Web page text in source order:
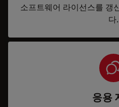
소프트웨어 라이선스를 갱
다.
응용